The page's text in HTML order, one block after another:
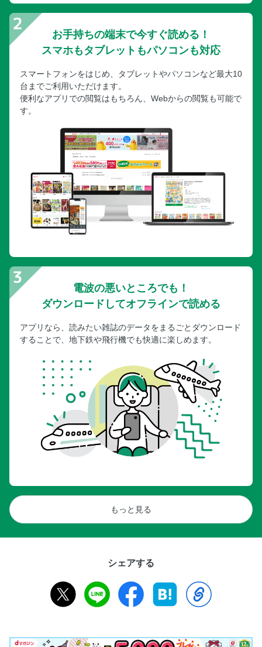
お手持ちの端末で今すぐ読める！
スマホもタブレットもパソコンも対応
スマートフォンをはじめ、タブレットやパソコンなど最大10
台までご利用いただけます。
便利なアプリでの閲覧はもちろん、Webからの閲覧も可能で
す。
電波の悪いところでも！
ダウンロードしてオフラインで読める
アプリなら、読みたい雑誌のデータをまるごとダウンロード
することで、地下鉄や飛行機でも快適に楽しめます。
もっと見る
シェアする